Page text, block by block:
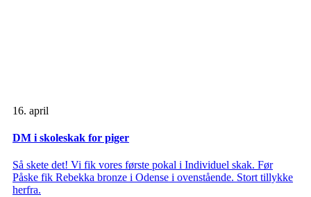
16. april
DM i skoleskak for piger
Så skete det! Vi fik vores første pokal i Individuel skak. Før
Påske fik Rebekka bronze i Odense i ovenstående. Stort tillykke
herfra.